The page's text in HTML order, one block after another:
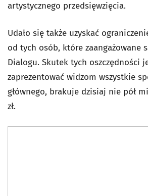
artystycznego przedsięwzięcia.
Udało się także uzyskać
od tych osób, które zaangażowane
Dialogu. Skutek tych oszczędności
zaprezentować widzom wszystkie
głównego, brakuje dzisiaj nie pół
zł.